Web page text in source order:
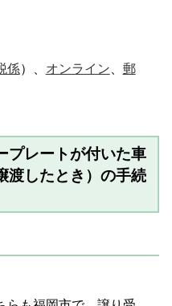
係）、 オンライン
郵
プレートが付いた車
渡したとき）の手続